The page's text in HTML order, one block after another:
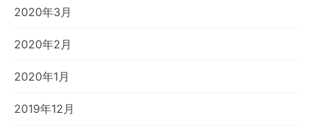
2020年3月
2020年2月
2020年1月
2019年12月